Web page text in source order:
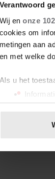
Verantwoord
Wij en onze
cookies om
metingen aan
en met welke
Als u het
Uw
toestemming